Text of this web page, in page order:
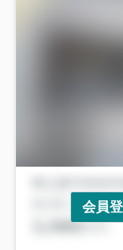
会員